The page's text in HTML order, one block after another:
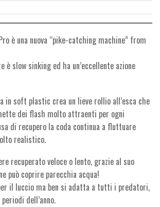
è una nuova “pike-catching machine” from
è slow sinking ed ha un’eccellente azione
in soft plastic crea un lieve rollio all’esca che
dei flash molto attraenti per ogni
di recupero la coda continua a fluttuare
realistico.
recuperato veloce o lento, grazie al suo
può coprire parecchia acqua!
il luccio ma ben si adatta a tutti i predatori,
dell’anno.